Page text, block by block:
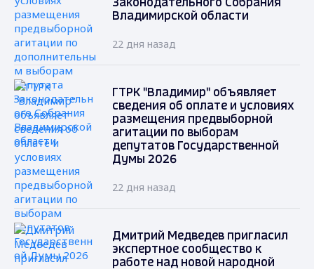
Законодательного Собрания
Владимирской области
22 дня назад
ГТРК "Владимир" объявляет
сведения об оплате и условиях
размещения предвыборной
агитации по выборам
депутатов Государственной
Думы 2026
22 дня назад
Дмитрий Медведев пригласил
экспертное сообщество к
работе над новой народной